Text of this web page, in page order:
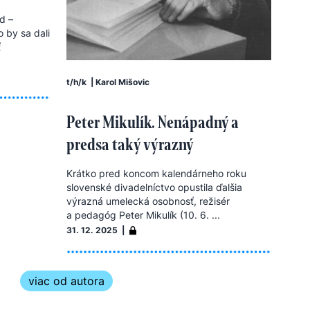
–
by sa dali
t/h/k Karol Mišovic
Peter Mikulík. Nenápadný a
predsa taký výrazný
Krátko pred koncom kalendárneho roku
slovenské divadelníctvo opustila ďalšia
výrazná umelecká osobnosť, režisér
a pedagóg Peter Mikulík (10. 6. ...
31. 12. 2025 |
viac od autora